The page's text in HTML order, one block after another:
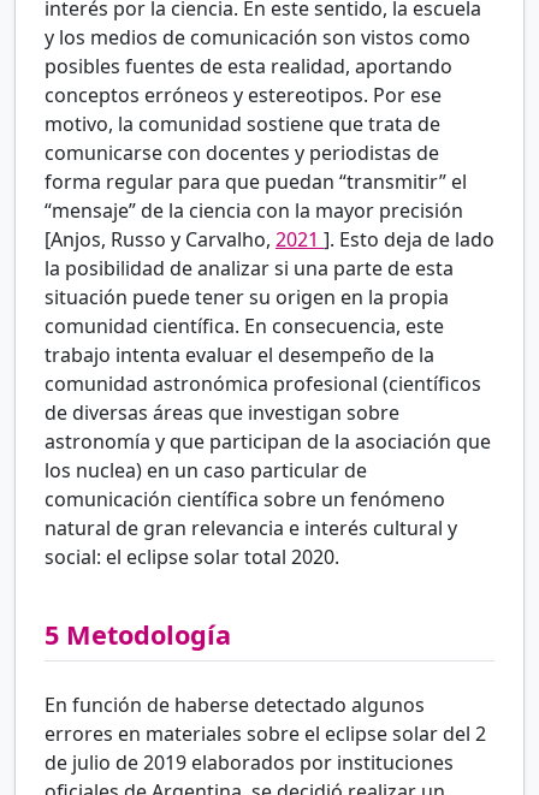
interés por la ciencia. En este sentido, la escuela
y los medios de comunicación son vistos como
posibles fuentes de esta realidad, aportando
conceptos erróneos y estereotipos. Por ese
motivo, la comunidad sostiene que trata de
comunicarse con docentes y periodistas de
forma regular para que puedan “transmitir” el
“mensaje” de la ciencia con la mayor precisión
[Anjos, Russo y Carvalho, 2021 ]. Esto deja de lado
la posibilidad de analizar si una parte de esta
situación puede tener su origen en la propia
comunidad científica. En consecuencia, este
trabajo intenta evaluar el desempeño de la
comunidad astronómica profesional (científicos
de diversas áreas que investigan sobre
astronomía y que participan de la asociación que
los nuclea) en un caso particular de
comunicación científica sobre un fenómeno
natural de gran relevancia e interés cultural y
social: el eclipse solar total 2020.
5 Metodología
En función de haberse detectado algunos
errores en materiales sobre el eclipse solar del 2
de julio de 2019 elaborados por instituciones